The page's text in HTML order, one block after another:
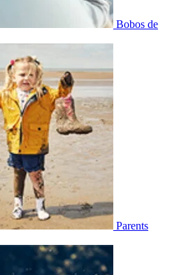
Bobos de
Parents